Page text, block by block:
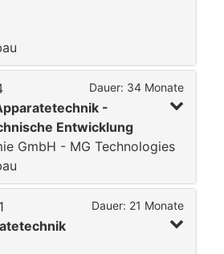
Dauer: 34 Monate
-
Entwicklung
GmbH - MG Technologies
Dauer: 21 Monate